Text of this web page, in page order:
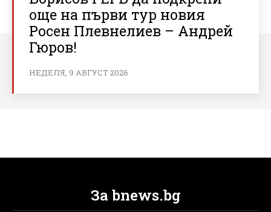
още на първи тур новия
Росен Плевнелиев – Андрей
Гюров!
НЕДЕЛЯ, 9 АВГУСТ 2026
За bnews.bg